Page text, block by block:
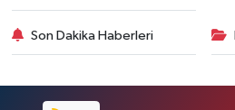
Son Dakika Haberleri